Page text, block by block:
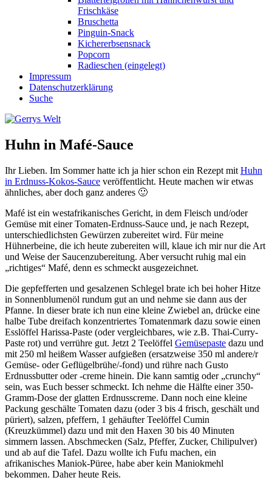
Frischkäse
Bruschetta
Pinguin-Snack
Kichererbsensnack
Popcorn
Radieschen (eingelegt)
Impressum
Datenschutzerklärung
Suche
Huhn in Mafé-Sauce
Ihr Lieben. Im Sommer hatte ich ja hier schon ein Rezept mit Huhn
in Erdnuss-Kokos-Sauce veröffentlicht. Heute machen wir etwas
ähnliches, aber doch ganz anderes 🙂
Mafé ist ein westafrikanisches Gericht, in dem Fleisch und/oder
Gemüse mit einer Tomaten-Erdnuss-Sauce und, je nach Rezept,
unterschiedlichsten Gewürzen zubereitet wird. Für meine
Hühnerbeine, die ich heute zubereiten will, klaue ich mir nur die Art
und Weise der Saucenzubereitung. Aber versucht ruhig mal ein
„richtiges“ Mafé, denn es schmeckt ausgezeichnet.
Die gepfefferten und gesalzenen Schlegel brate ich bei hoher Hitze
in Sonnenblumenöl rundum gut an und nehme sie dann aus der
Pfanne. In dieser brate ich nun eine kleine Zwiebel an, drücke eine
halbe Tube dreifach konzentriertes Tomatenmark dazu sowie einen
Esslöffel Harissa-Paste (oder vergleichbares, wie z.B. Thai-Curry-
Paste rot) und verrühre gut. Jetzt 2 Teelöffel Gemüsepaste dazu und
mit 250 ml heißem Wasser aufgießen (ersatzweise 350 ml andere/r
Gemüse- oder Geflügelbrühe/-fond) und rühre nach Gusto
Erdnussbutter oder -creme hinein. Die kann samtig oder „crunchy“
sein, was Euch besser schmeckt. Ich nehme die Hälfte einer 350-
Gramm-Dose der glatten Erdnusscreme. Dann noch eine kleine
Packung geschälte Tomaten dazu (oder 3 bis 4 frisch, geschält und
püriert), salzen, pfeffern, 1 gehäufter Teelöffel Cumin
(Kreuzkümmel) dazu und mit den Haxen 30 bis 40 Minuten
simmern lassen. Abschmecken (Salz, Pfeffer, Zucker, Chilipulver)
und ab auf die Tafel. Dazu wollte ich Fufu machen, ein
afrikanisches Maniok-Püree, habe aber kein Maniokmehl
bekommen. Daher heute Reis.